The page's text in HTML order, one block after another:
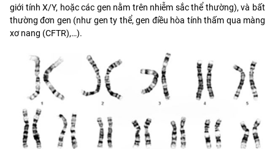
giới tính X/Y, hoặc các gen nằm trên nhiễm sắc thể thường), và bất
thường đơn gen (như gen ty thể, gen điều hòa tính thấm qua màng
xơ nang (CFTR),…).